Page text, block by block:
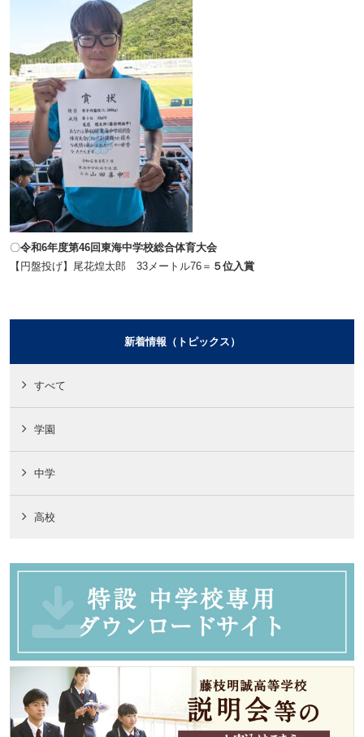
〇令和6年度第46回東海中学校総合体育大会
【円盤投げ】尾花煌太郎 33メートル76＝ ５位入賞
新着情報（トピックス）
すべて
学園
中学
高校